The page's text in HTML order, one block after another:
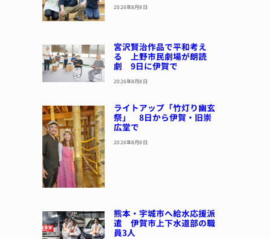
2026年8月8日
宮沢賢治作品で平和考え
る 上野市民劇場が朗読
劇 9日に伊賀で
2026年8月8日
ライトアップ「竹灯り幽玄
祭」 8日から伊賀・旧崇
広堂で
2026年8月8日
熊本・宇城市へ給水応援派
遣 伊賀市上下水道部の職
員3人